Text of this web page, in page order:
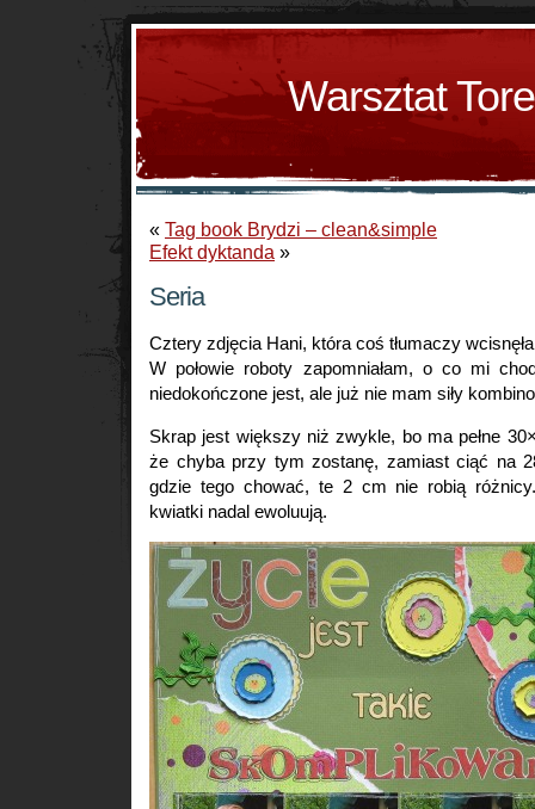
Warsztat
« Tag book Brydzi – clean&simple
Efekt dyktanda »
Seria
Cztery zdjęcia Hani, która coś tłumaczy
W połowie roboty zapomniałam, o co mi
niedokończone jest, ale już nie mam siły
Skrap jest większy niż zwykle, bo ma pełne
że chyba przy tym zostanę, zamiast ciąć na
gdzie tego chować, te 2 cm nie robią
kwiatki nadal ewoluują.